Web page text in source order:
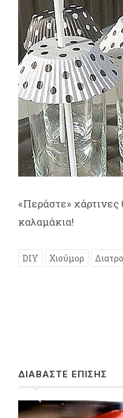
«Περάστε»
καλαμάκια!
DIY Χιούμορ
ΔΙΑΒΑΣΤΕ ΕΠΙΣΗΣ